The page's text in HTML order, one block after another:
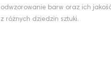
odwzorowanie barw oraz ich
z różnych dziedzin sztuki.